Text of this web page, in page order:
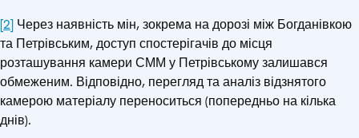
[2] Через наявність мін, зокрема на дорозі між Богданівкою
та Петрівським, доступ спостерігачів до місця
розташування камери СММ у Петрівському залишався
обмеженим. Відповідно, перегляд та аналіз відзнятого
камерою матеріалу переноситься (попередньо на кілька
днів).